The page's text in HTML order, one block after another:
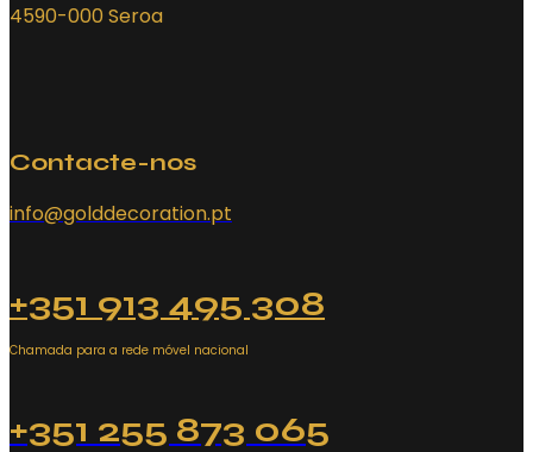
4590-000 Seroa
Contacte-nos
info@golddecoration.pt
+351 913 495 308
Chamada para a rede móvel nacional
+351 255 873 065